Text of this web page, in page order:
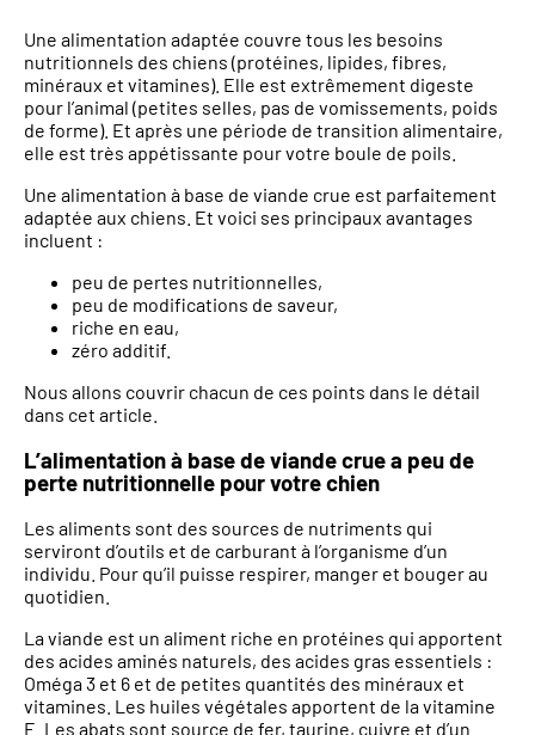
Une alimentation adaptée couvre tous les besoins
nutritionnels des chiens (protéines, lipides, fibres,
minéraux et vitamines). Elle est extrêmement digeste
pour l’animal (petites selles, pas de vomissements, poids
de forme). Et après une période de transition alimentaire,
elle est très appétissante pour votre boule de poils.
Une alimentation à base de viande crue est parfaitement
adaptée aux chiens. Et voici ses principaux avantages
incluent :
peu de pertes nutritionnelles,
peu de modifications de saveur,
riche en eau,
zéro additif.
Nous allons couvrir chacun de ces points dans le détail
dans cet article.
L’alimentation à base de viande crue a peu de
perte nutritionnelle pour votre chien
Les aliments sont des sources de nutriments qui
serviront d’outils et de carburant à l’organisme d’un
individu. Pour qu’il puisse respirer, manger et bouger au
quotidien.
La viande est un aliment riche en protéines qui apportent
des acides aminés naturels, des acides gras essentiels :
Oméga 3 et 6 et de petites quantités des minéraux et
vitamines. Les huiles végétales apportent de la vitamine
E. Les abats sont source de fer, taurine, cuivre et d’un